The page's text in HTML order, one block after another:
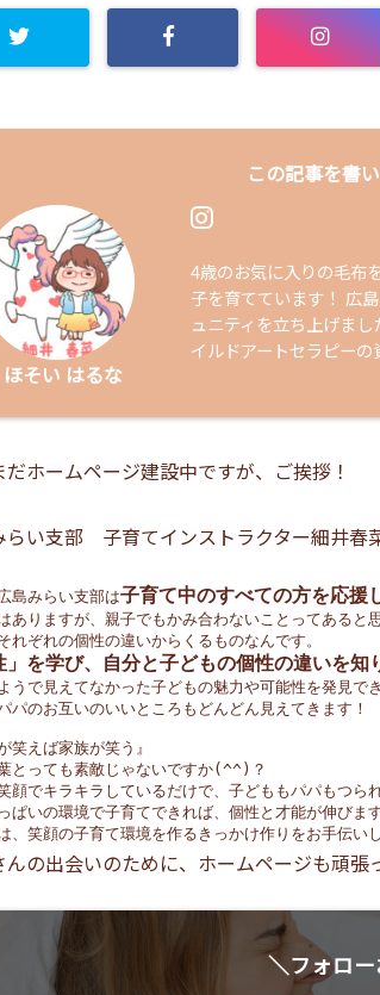
この記事を書
ほそい はるな
4歳のお気に入りの毛布
子を育てています！ 広
ュニティを立ち上げま
イルドアートセラピーの
だホームページ建設中ですが、ご挨拶！
らい支部 子育てインストラクター細井春
島みらい支部は子育て中のすべての方を応援
ありますが、親子でもかみ合わないことってあると
れぞれの個性の違いからくるものなんです。
」を学び、自分と子どもの個性の違いを知
うで見えてなかった子どもの魅力や可能性を発見でき
パのお互いのいいところもどんどん見えてきます！
笑えば家族が笑う』
とっても素敵じゃないですか(^^)？
顔でキラキラしているだけで、子どももパパもつら
ぱいの環境で子育てできれば、個性と才能が伸びま
、笑顔の子育て環境を作るきっかけ作りをお手伝いし
んの出会いのために、ホームページも頑張
＼フォロ